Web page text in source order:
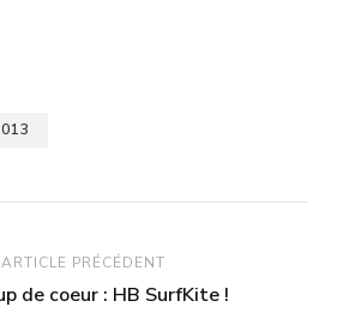
ARTICLE PRÉCÉDENT
de coeur : HB SurfKite !